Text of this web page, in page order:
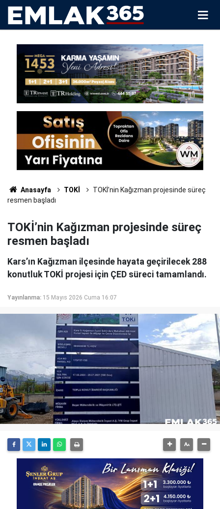
Anasayfa TOKİ
TOKİ’nin Kağızman projesinde süreç
resmen başladı
TOKİ’nin Kağızman projesinde süreç
resmen başladı
Kars’ın Kağızman ilçesinde hayata geçirilecek 288
konutluk TOKİ projesi için ÇED süreci tamamlandı.
Yayınlanma: 15 Mayıs 2026 Cuma 16:07